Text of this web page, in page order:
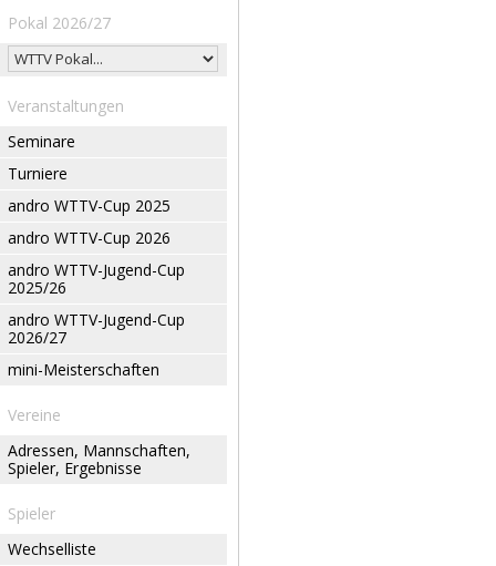
Pokal 2026/27
Veranstaltungen
Seminare
Turniere
andro WTTV-Cup 2025
andro WTTV-Cup 2026
andro WTTV-Jugend-Cup
2025/26
andro WTTV-Jugend-Cup
2026/27
mini-Meisterschaften
Vereine
Adressen, Mannschaften,
Spieler, Ergebnisse
Spieler
Wechselliste